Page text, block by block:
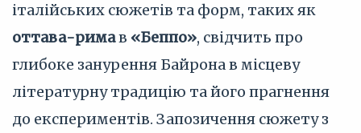
італійських сюжетів та форм, таких як
оттава-римав «Беппо», свідчить про
глибоке занурення Байрона в місцеву
літературну традицію та його прагнення
до експериментів. Запозичення сюжету з